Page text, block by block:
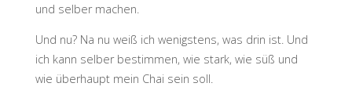
und selber machen.
Und nu? Na nu weiß ich wenigstens, was drin ist. Und
ich kann selber bestimmen, wie stark, wie süß und
wie überhaupt mein Chai sein soll.